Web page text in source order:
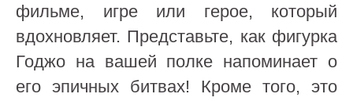
фильме, игре или герое, который
вдохновляет. Представьте, как фигурка
Годжо на вашей полке напоминает о
его эпичных битвах! Кроме того, это